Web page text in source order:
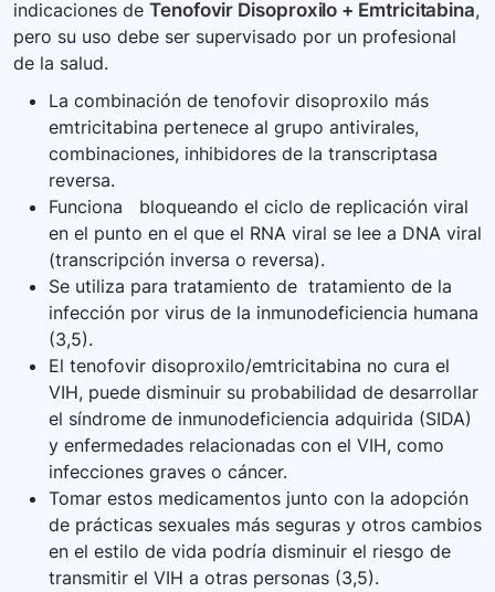
información es crucial en casos de emergencia.
indicaciones de Tenofovir Disoproxilo + Emtricitabina,
pero su uso debe ser supervisado por un profesional
de la salud.
La combinación de tenofovir disoproxilo más
emtricitabina pertenece al grupo antivirales,
combinaciones, inhibidores de la transcriptasa
reversa.
Funciona bloqueando el ciclo de replicación viral
en el punto en el que el RNA viral se lee a DNA viral
(transcripción inversa o reversa).
Se utiliza para tratamiento de tratamiento de la
infección por virus de la inmunodeficiencia humana
(3,5).
El tenofovir disoproxilo/emtricitabina no cura el
VIH, puede disminuir su probabilidad de desarrollar
el síndrome de inmunodeficiencia adquirida (SIDA)
y enfermedades relacionadas con el VIH, como
infecciones graves o cáncer.
Tomar estos medicamentos junto con la adopción
de prácticas sexuales más seguras y otros cambios
en el estilo de vida podría disminuir el riesgo de
transmitir el VIH a otras personas (3,5).